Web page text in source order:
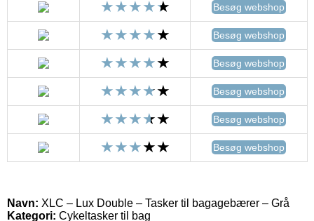
Besøg webshop
Besøg webshop
Besøg webshop
Besøg webshop
Besøg webshop
Besøg webshop
Navn: XLC – Lux Double – Tasker til bagagebærer – Grå
Kategori: Cykeltasker til bag